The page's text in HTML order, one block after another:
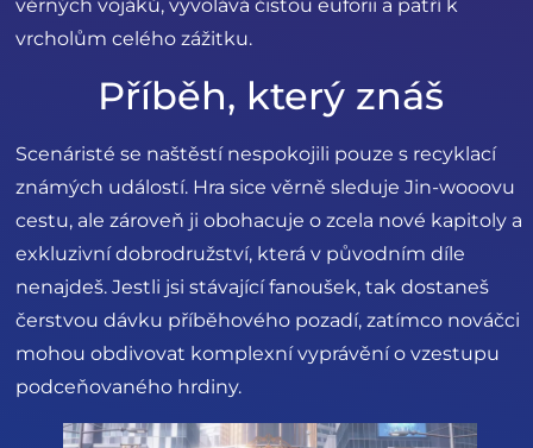
věrných vojáků, vyvolává čistou euforii a patří k
vrcholům celého zážitku.
Příběh, který znáš
Scenáristé se naštěstí nespokojili pouze s recyklací
známých událostí. Hra sice věrně sleduje Jin-wooovu
cestu, ale zároveň ji obohacuje o zcela nové kapitoly a
exkluzivní dobrodružství, která v původním díle
nenajdeš. Jestli jsi stávající fanoušek, tak dostaneš
čerstvou dávku příběhového pozadí, zatímco nováčci
mohou obdivovat komplexní vyprávění o vzestupu
podceňovaného hrdiny.